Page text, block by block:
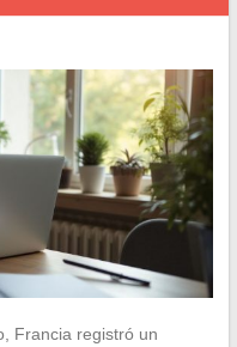
Francia registró un